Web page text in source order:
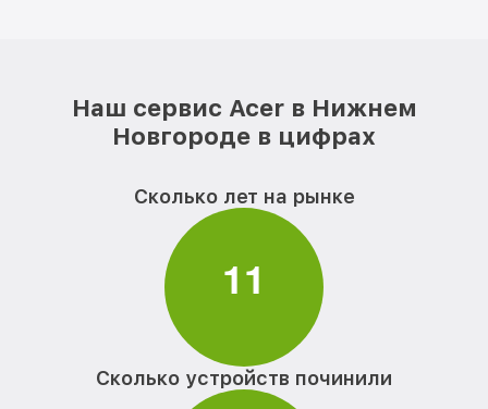
Наш сервис Acer в Нижнем
Новгороде в цифрах
Сколько лет на рынке
11
Сколько устройств починили